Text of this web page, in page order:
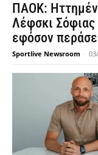
ΠΑΟΚ:
Λέφσκι
εφόσον
Sportlive Newsroom -